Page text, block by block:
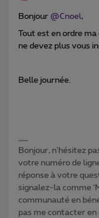
Bonjour @Cnoel,
Tout est en ordre
ne devez plus vous
Belle journée.
Bonjour, n'hésitez
votre numéro de
réponse à votre
signalez-la comme
communauté en
pas me contacter en